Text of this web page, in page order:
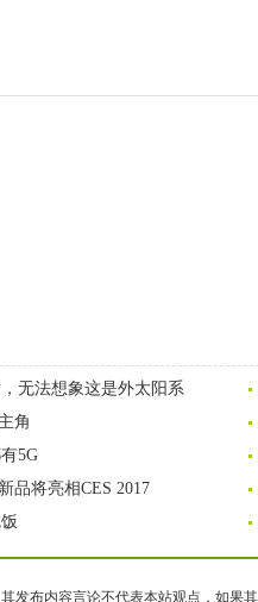
无法想象这是外太阳系
角
5G
品将亮相CES 2017
发布内容言论不代表本站观点，如果